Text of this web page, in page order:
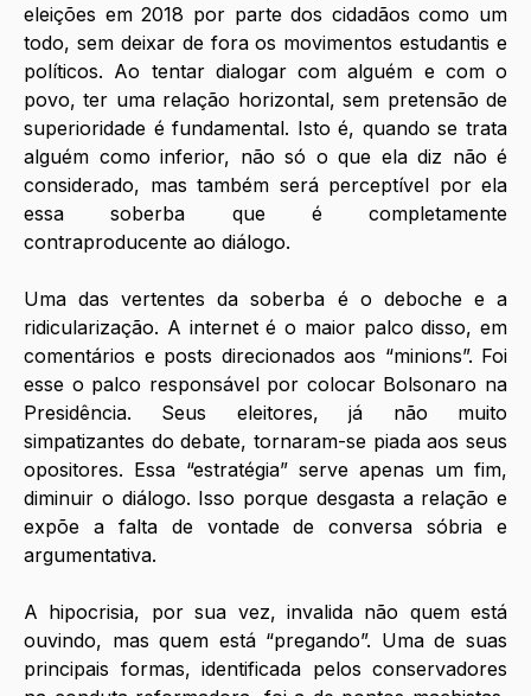
eleições em 2018 por parte dos cidadãos como um
todo, sem deixar de fora os movimentos estudantis e
políticos. Ao tentar dialogar com alguém e com o
povo, ter uma relação horizontal, sem pretensão de
superioridade é fundamental. Isto é, quando se trata
alguém como inferior, não só o que ela diz não é
considerado, mas também será perceptível por ela
essa soberba que é completamente
contraproducente ao diálogo.
Uma das vertentes da soberba é o deboche e a
ridicularização. A internet é o maior palco disso, em
comentários e posts direcionados aos “minions”. Foi
esse o palco responsável por colocar Bolsonaro na
Presidência. Seus eleitores, já não muito
simpatizantes do debate, tornaram-se piada aos seus
opositores. Essa “estratégia” serve apenas um fim,
diminuir o diálogo. Isso porque desgasta a relação e
expõe a falta de vontade de conversa sóbria e
argumentativa.
A hipocrisia, por sua vez, invalida não quem está
ouvindo, mas quem está “pregando”. Uma de suas
principais formas, identificada pelos conservadores